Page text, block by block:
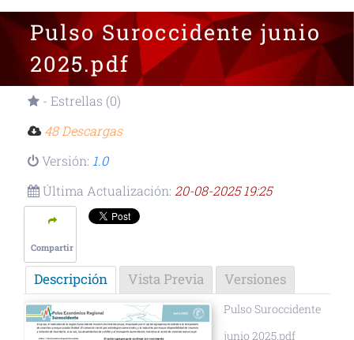
Pulso Suroccidente junio
2025.pdf
- Estrellas (0)
48 Descargas
Versión: 1.0
Última Actualización: 20-08-2025 19:25
Compartir
Descripción Vista Previa Versiones
Pulso Suroccidente
junio 2025.pdf